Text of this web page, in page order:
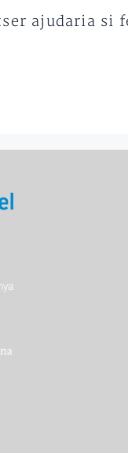
ajudaria si